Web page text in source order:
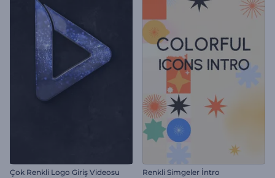
Çok Renkli Logo Giriş Videosu Renkli Simgeler İntro